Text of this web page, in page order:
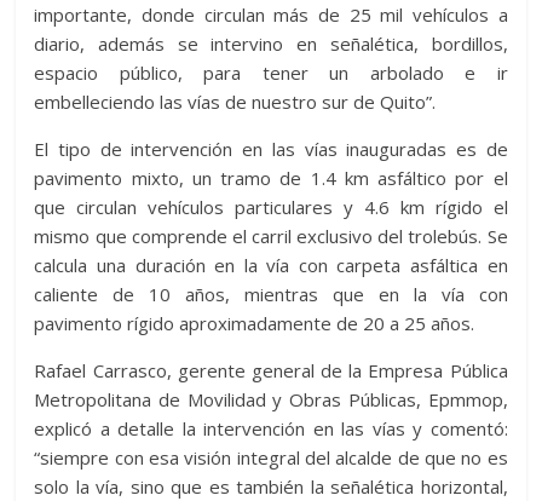
importante, donde circulan más de 25 mil vehículos a
diario, además se intervino en señalética, bordillos,
espacio público, para tener un arbolado e ir
embelleciendo las vías de nuestro sur de Quito”.
El tipo de intervención en las vías inauguradas es de
pavimento mixto, un tramo de 1.4 km asfáltico por el
que circulan vehículos particulares y 4.6 km rígido el
mismo que comprende el carril exclusivo del trolebús. Se
calcula una duración en la vía con carpeta asfáltica en
caliente de 10 años, mientras que en la vía con
pavimento rígido aproximadamente de 20 a 25 años.
Rafael Carrasco, gerente general de la Empresa Pública
Metropolitana de Movilidad y Obras Públicas, Epmmop,
explicó a detalle la intervención en las vías y comentó:
“siempre con esa visión integral del alcalde de que no es
solo la vía, sino que es también la señalética horizontal,